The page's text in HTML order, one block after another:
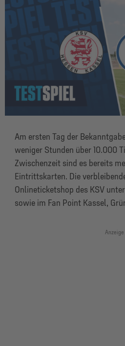
Am ersten Tag der
weniger Stunden über 10.000
Zwischenzeit sind es bereits
Eintrittskarten. Die
Onlineticketshop des KSV unter
sowie im Fan Point Kassel,
Anzeige